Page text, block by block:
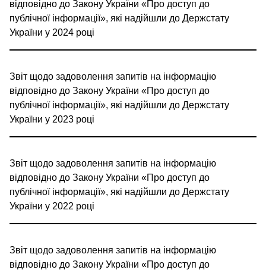
відповідно до Закону України «Про доступ до
публічної інформації», які надійшли до Держстату
України у 2024 році
Звіт щодо задоволення запитів на інформацію
відповідно до Закону України «Про доступ до
публічної інформації», які надійшли до Держстату
України у 2023 році
Звіт щодо задоволення запитів на інформацію
відповідно до Закону України «Про доступ до
публічної інформації», які надійшли до Держстату
України у 2022 році
Звіт щодо задоволення запитів на інформацію
відповідно до Закону України «Про доступ до